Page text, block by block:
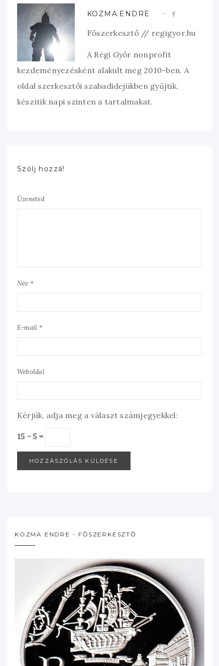
KOZMA.ENDRE
Főszerkesztő // regigyor.hu
A Régi Győr nonprofit
kezdeményezésként alakult meg 2010-ben. A
oldal szerkesztői szabadidejükben gyűjtik,
készítik napi szinten a tartalmakat.
Szólj hozzá!
Üzeneted
Név *
E-mail *
Weboldal
Kérjük, adja meg a választ számjegyekkel:
15 − 5 =
KOZMA ENDRE - FŐSZERKESZTŐ